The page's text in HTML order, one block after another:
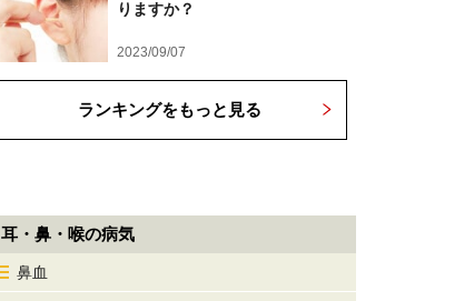
りますか？
2023/09/07
ランキングをもっと見る
耳・鼻・喉の病気
鼻血